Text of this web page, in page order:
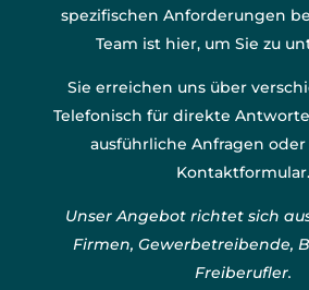
spezifischen Anforderungen
Team ist hier, um Sie zu
Sie erreichen uns über
Telefonisch für direkte
ausführliche Anfragen
Kontaktformular.
Unser Angebot richtet sich
Firmen, Gewerbetreibende,
Freiberufler.